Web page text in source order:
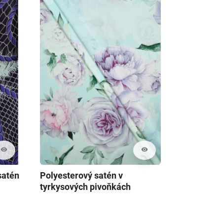
visibility visibility
Polyesterový satén v
tyrkysových pivoňkách